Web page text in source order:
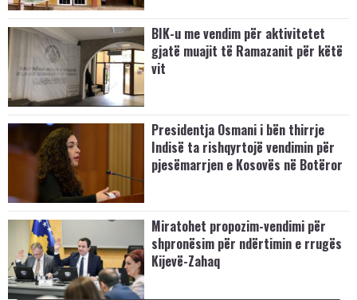
BIK-u me vendim për aktivitetet
gjatë muajit të Ramazanit për këtë
vit
Presidentja Osmani i bën thirrje
Indisë ta rishqyrtojë vendimin për
pjesëmarrjen e Kosovës në Botëror
Miratohet propozim-vendimi për
shpronësim për ndërtimin e rrugës
Kijevë-Zahaq